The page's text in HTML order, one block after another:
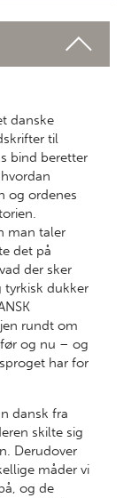
danske
til
bind beretter
og ordenes
man taler
det på
der sker
tyrkisk dukker
rundt om
og nu – og
har for
dansk fra
skilte sig
Derudover
måder vi
og de